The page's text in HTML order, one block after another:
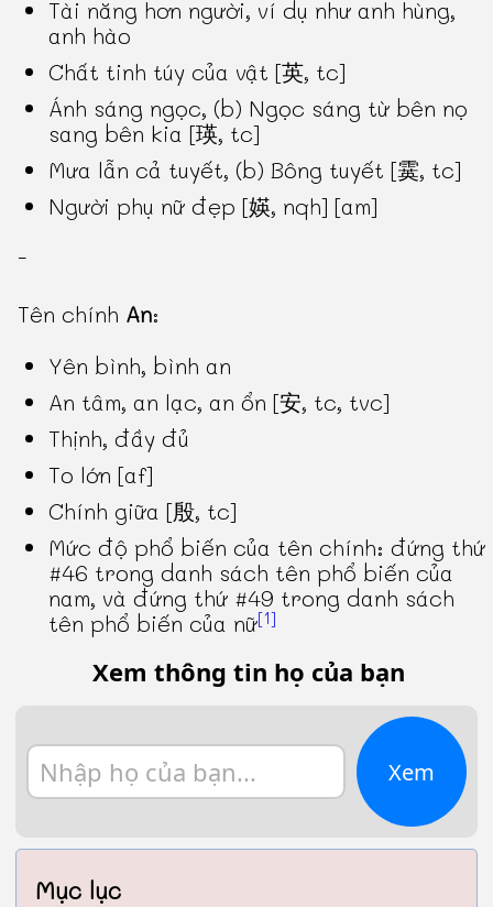
Tài năng hơn người, ví dụ như anh hùng,
anh hào
Chất tinh túy của vật [英, tc]
Ánh sáng ngọc, (b) Ngọc sáng từ bên nọ
sang bên kia [瑛, tc]
Mưa lẫn cả tuyết, (b) Bông tuyết [霙, tc]
Người phụ nữ đẹp [媖, nqh] [am]
-
Tên chính An:
Yên bình, bình an
An tâm, an lạc, an ổn [安, tc, tvc]
Thịnh, đầy đủ
To lớn [af]
Chính giữa [殷, tc]
Mức độ phổ biến của tên chính: đứng thứ
#46 trong danh sách tên phổ biến của
nam, và đứng thứ #49 trong danh sách
tên phổ biến của nữ[1]
Xem thông tin họ của bạn
Xem
Mục lục